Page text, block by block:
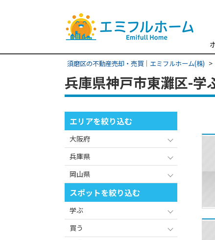
須磨区の不動産売却・売買｜エミフルホーム(株)
兵庫県神戸市東灘区-学
エリアを絞り込む
大阪府
兵庫県
岡山県
スポットを絞り込む
学ぶ
買う